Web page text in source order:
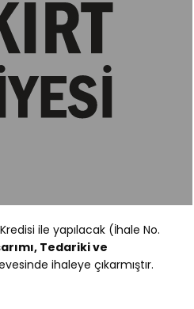
ile yapılacak (İhale No.
Tedariki ve
ihaleye çıkarmıştır.